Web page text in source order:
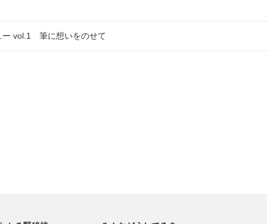
ー vol.1 筆に想いをのせて